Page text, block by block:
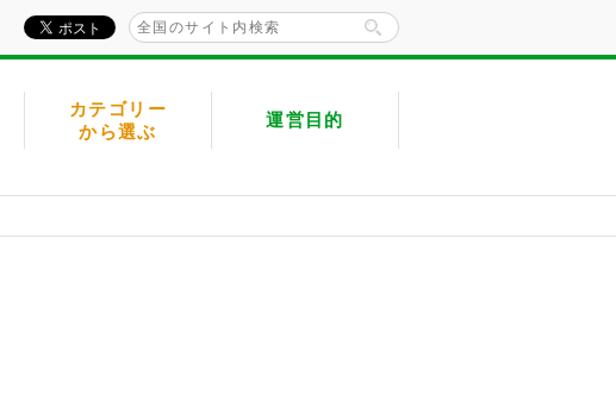
カテゴリー
から選ぶ
運営目的